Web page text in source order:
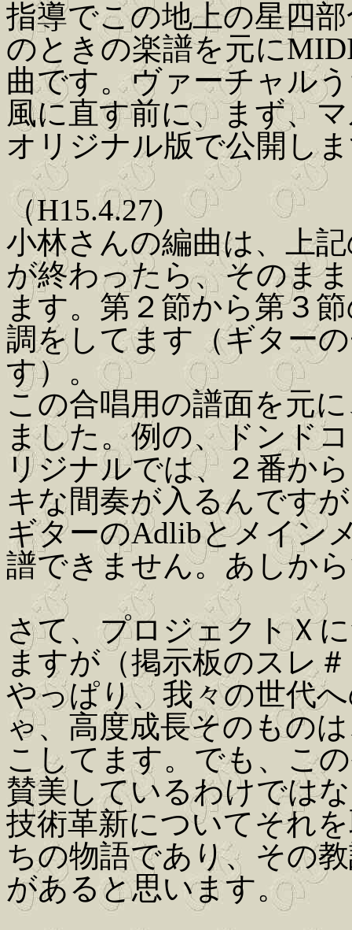
指導でこの地上の星四
のときの楽譜を元に
曲です。ヴァーチャル
風に直す前に、まず、
オリジナル版で公開し
（H15.4.27)
小林さんの編曲は、上
が終わったら、そのま
ます。第２節から第３
調をしてます（ギター
す）。
この合唱用の譜面を元
ました。例の、ドンド
リジナルでは、２番か
キな間奏が入るんです
ギターのAdlibとメイン
譜できません。あしか
さて、プロジェクトＸ
ますが（掲示板のスレ
やっぱり、我々の世代
ゃ、高度成長そのもの
こしてます。でも、こ
賛美しているわけでは
技術革新についてそれ
ちの物語であり、その
があると思います。